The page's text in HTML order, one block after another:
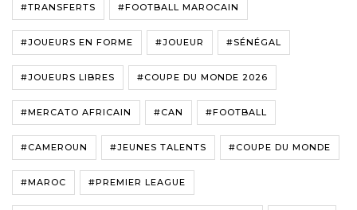
#TRANSFERTS #FOOTBALL MAROCAIN
#JOUEURS EN FORME #JOUEUR #SÉNÉGAL
#JOUEURS LIBRES #COUPE DU MONDE 2026
#MERCATO AFRICAIN #CAN #FOOTBALL
#CAMEROUN #JEUNES TALENTS #COUPE DU MONDE
#MAROC #PREMIER LEAGUE